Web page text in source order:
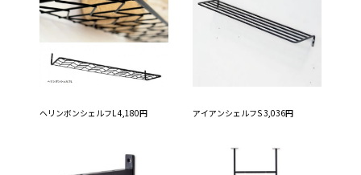
ヘリンボンシェルフL 4,180円 アイアンシェルフS 3,036円